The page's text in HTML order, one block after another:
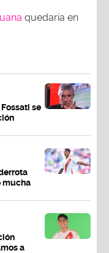
quedaría en
se
mucha
a